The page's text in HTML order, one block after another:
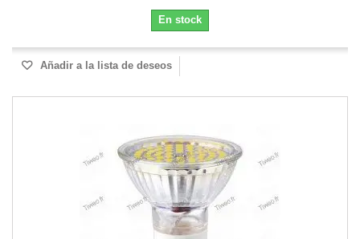
En stock
Añadir a la lista de deseos